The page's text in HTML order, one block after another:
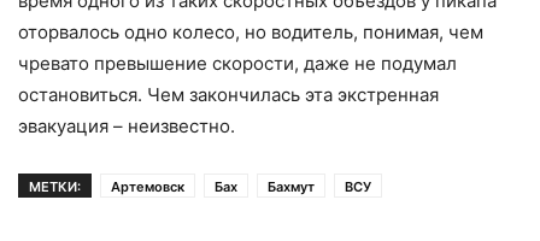
оторвалось одно колесо, но водитель, понимая, чем
чревато превышение скорости, даже не подумал
остановиться. Чем закончилась эта экстренная
эвакуация – неизвестно.
МЕТКИ: Артемовск Бах Бахмут ВСУ